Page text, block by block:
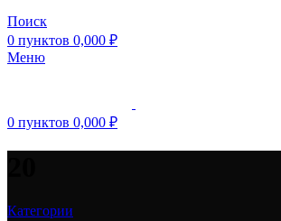
Поиск
0 пунктов 0,000 ₽
Меню
0 пунктов 0,000 ₽
Категории